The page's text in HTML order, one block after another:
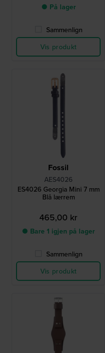
● På lager
Sammenlign
Vis produkt
Fossil
AES4026
ES4026 Georgia Mini 7 mm
Blå lærrem
465,00 kr
● Bare 1 igjen på lager
Sammenlign
Vis produkt